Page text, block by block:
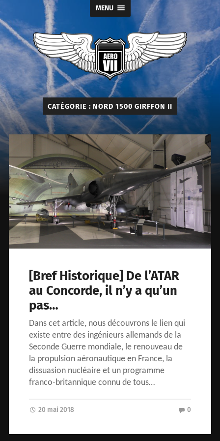
MENU
Aéro
Seven
CATÉGORIE : NORD 1500 GIRFFON II
[Bref Historique] De l’ATAR
au Concorde, il n’y a qu’un
pas…
Dans cet article, nous découvrons le lien qui
existe entre des ingénieurs allemands de la
Seconde Guerre mondiale, le renouveau de
la propulsion aéronautique en France, la
dissuasion nucléaire et un programme
franco-britannique connu de tous…
20 mai 2018 0